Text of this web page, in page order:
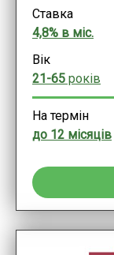
Ставка
4,8% в міс.
Вік
21-65 років
На термін
до 12 місяців